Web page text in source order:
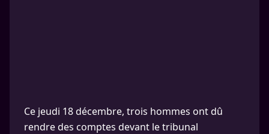
Ce jeudi 18 décembre, trois hommes ont dû
rendre des comptes devant le tribunal